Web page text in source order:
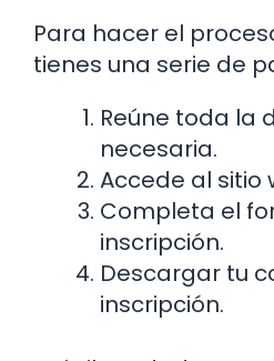
Para hacer el
tienes una serie de
Reúne toda la
necesaria.
Accede al sitio
Completa el
inscripción.
Descargar tu
inscripción.